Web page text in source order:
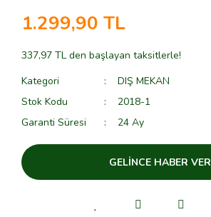
1.299,90 TL
337,97 TL den başlayan taksitlerle!
Kategori
DIŞ MEKAN
Stok Kodu
2018-1
Garanti Süresi
24 Ay
GELİNCE HABER VER